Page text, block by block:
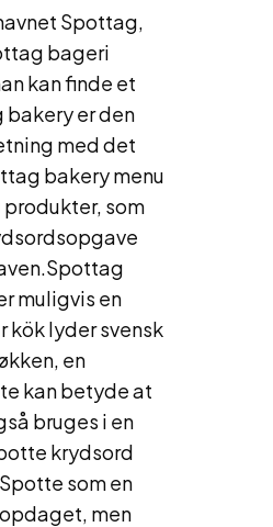
Spottag,
bageri
kan finde et
er den
med det
bakery menu
som
muligvis en
kök lyder svensk
en
kan betyde at
bruges i en
krydsord
som en
men